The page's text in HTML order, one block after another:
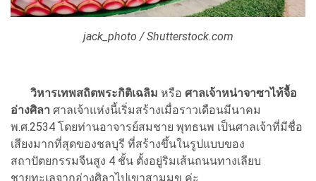
jack_photo / Shutterstock.com
วิหารเทพสถิตพระกิติเฉลิม หรือ ศาลเจ้าหน่าจาซาไท้จื้อ
อ่างศิลา ศาลเจ้าแห่งนี้เริ่มสร้างเมื่อราวเดือนมีนาคม
พ.ศ.2534 โดยท่านอาจารย์สมชาย พุทธนพ เป็นศาลเจ้าที่มีชื่อ
เสียงมากที่สุดของชลบุรี ที่สร้างขึ้นในรูปแบบของ
สถาปัตยกรรมจีนสูง 4 ชั้น ตั้งอยู่ริมเส้นถนนทางเลียบ
ชายทะเลจากอ่างศิลาไปเขาสามมุข ค่ะ